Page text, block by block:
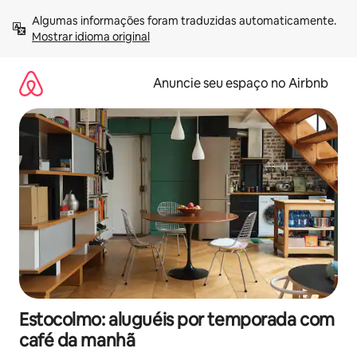
para
Mostrar idioma original
Anuncie seu espaço no Airbnb
Estocolmo: aluguéis por temporada com
café da manhã